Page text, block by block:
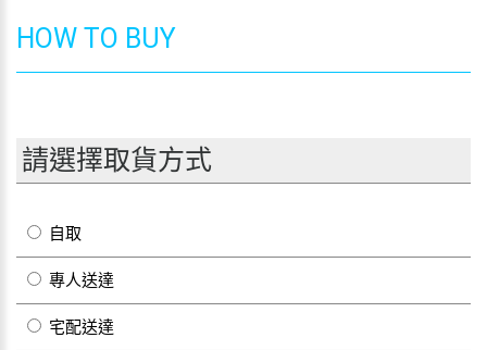
HOW TO BUY
請選擇取貨方式
自取
專人送達
宅配送達